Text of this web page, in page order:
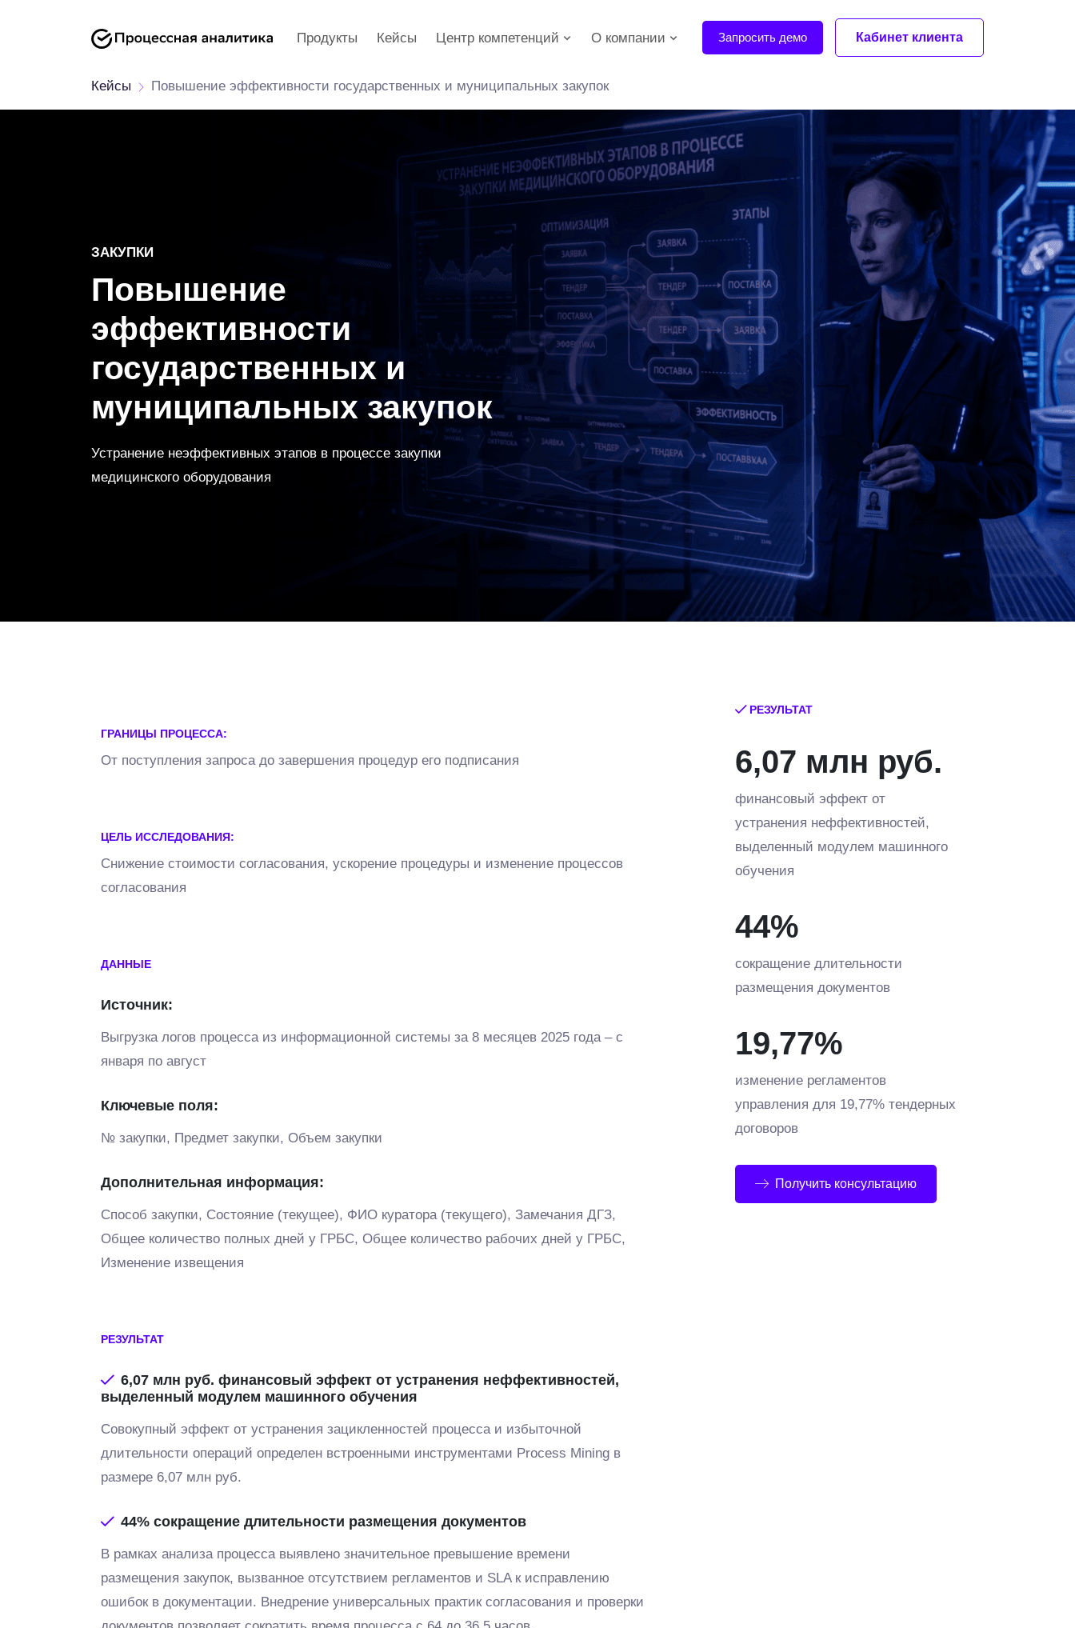
Продукты Кейсы Центр компетенций О компании Запросить демо Кабинет клиента
Кейсы Повышение эффективности государственных и муниципальных закупок
ЗАКУПКИ
Повышение
эффективности
государственных и
муниципальных закупок
Устранение неэффективных этапов в процессе закупки
медицинского оборудования
ГРАНИЦЫ ПРОЦЕССА:
От поступления запроса до завершения процедур его подписания
ЦЕЛЬ ИССЛЕДОВАНИЯ:
Снижение стоимости согласования, ускорение процедуры и изменение процессов
согласования
ДАННЫЕ
Источник:
Выгрузка логов процесса из информационной системы за 8 месяцев 2025 года – с
января по август
Ключевые поля:
№ закупки, Предмет закупки, Объем закупки
Дополнительная информация:
Способ закупки, Состояние (текущее), ФИО куратора (текущего), Замечания ДГЗ,
Общее количество полных дней у ГРБС, Общее количество рабочих дней у ГРБС,
Изменение извещения
РЕЗУЛЬТАТ
6,07 млн руб. финансовый эффект от устранения неффективностей,
выделенный модулем машинного обучения
Совокупный эффект от устранения зацикленностей процесса и избыточной
длительности операций определен встроенными инструментами Process Mining в
размере 6,07 млн руб.
44% сокращение длительности размещения документов
В рамках анализа процесса выявлено значительное превышение времени
размещения закупок, вызванное отсутствием регламентов и SLA к исправлению
ошибок в документации. Внедрение универсальных практик согласования и проверки
РЕЗУЛЬТАТ
6,07 млн руб.
финансовый эффект от
устранения неффективностей,
выделенный модулем машинного
обучения
44%
сокращение длительности
размещения документов
19,77%
изменение регламентов
управления для 19,77% тендерных
договоров
Получить консультацию